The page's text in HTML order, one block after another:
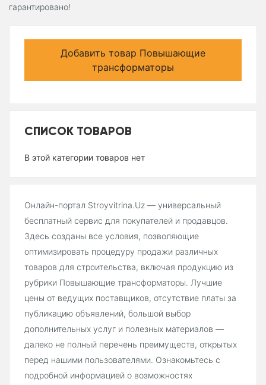
гарантировано!
Добавить товар Повышающие
трансформаторы
СПИСОК ТОВАРОВ
В этой категории товаров нет
Онлайн-портал Stroyvitrina.Uz — универсальный
бесплатный сервис для покупателей и продавцов.
Здесь созданы все условия, позволяющие
оптимизировать процедуру продажи различных
товаров для строительства, включая продукцию из
рубрики Повышающие трансформаторы. Лучшие
цены от ведущих поставщиков, отсутствие платы за
публикацию объявлений, большой выбор
дополнительных услуг и полезных материалов —
далеко не полный перечень преимуществ, открытых
перед нашими пользователями. Ознакомьтесь с
подробной информацией о возможностях